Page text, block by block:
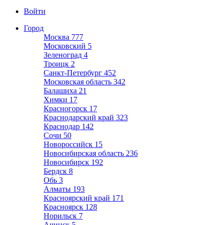
Войти
Город
Москва 777
Московский 5
Зеленоград 4
Троицк 2
Санкт-Петербург 452
Московская область 342
Балашиха 21
Химки 17
Красногорск 17
Краснодарский край 323
Краснодар 142
Сочи 50
Новороссийск 15
Новосибирская область 236
Новосибирск 192
Бердск 8
Обь 3
Алматы 193
Красноярский край 171
Красноярск 128
Норильск 7